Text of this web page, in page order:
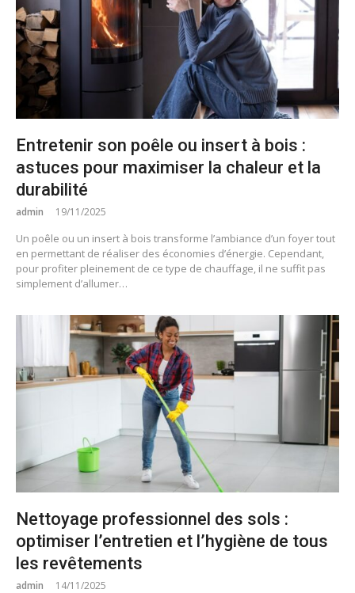
Entretenir son poêle ou insert à bois :
astuces pour maximiser la chaleur et la
durabilité
admin 19/11/2025
Un poêle ou un insert à bois transforme l’ambiance d’un foyer tout
en permettant de réaliser des économies d’énergie. Cependant,
pour profiter pleinement de ce type de chauffage, il ne suffit pas
simplement d’allumer…
Nettoyage professionnel des sols :
optimiser l’entretien et l’hygiène de tous
les revêtements
admin 14/11/2025